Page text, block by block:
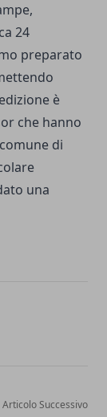
24
preparato
è
che hanno
di
una
Articolo Successivo